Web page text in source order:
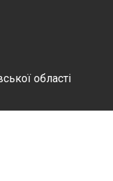
області